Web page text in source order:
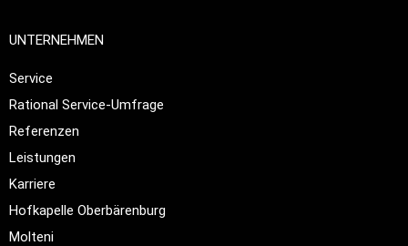
UNTERNEHMEN
Service
Rational Service-Umfrage
Referenzen
Leistungen
Karriere
Hofkapelle Oberbärenburg
Molteni